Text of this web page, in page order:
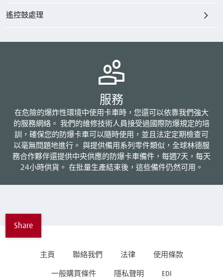
遙控鼓處理
服務
在危險的爆炸性環境中使用卡車時，您還可以依靠我們強大
的服務網絡。 我們的維修技術人員接受過國際防爆規定的培
訓，確保您的防爆卡車可以隨時使用，並且法定定期檢查可
以毫無問題地進行。 與提供備用系列零件類似，全球林德服
務合作夥伴還提供中央供應的防爆卡車備件，每週7天，每天
24小時供貨。 在批量生產結束後，這些備件仍然可用。
Share
主頁 聯絡我們 法律 使用條款
一般購買條件 隱私聲明 EDI